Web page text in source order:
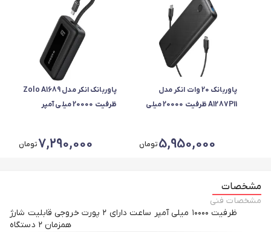
پاوربانک 20 وات انکر مدل
A1287P11 ظرفیت 20000 میلی
5,950,000تومان
پاوربانک انکر مدل Zolo A1689
ظرفیت 20000 میلی آمپر
7,290,000تومان
مشخصات
مشخصات فنی
ظرفیت ۱۰۰۰۰ میلی آمپر ساعت دارای ۲ پورت خروجی قابلیت شارژ
همزمان ۲ دستگاه